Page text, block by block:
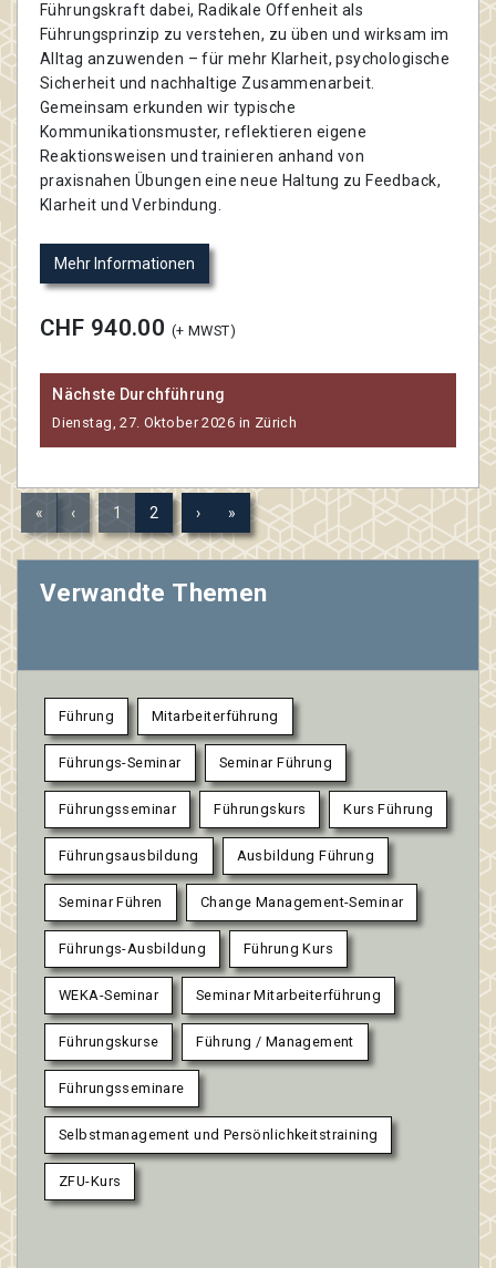
Führungskraft dabei, Radikale Offenheit als
Führungsprinzip zu verstehen, zu üben und wirksam im
Alltag anzuwenden – für mehr Klarheit, psychologische
Sicherheit und nachhaltige Zusammenarbeit.
Gemeinsam erkunden wir typische
Kommunikationsmuster, reflektieren eigene
Reaktionsweisen und trainieren anhand von
praxisnahen Übungen eine neue Haltung zu Feedback,
Klarheit und Verbindung.
Mehr Informationen
CHF 940.00 (+ MWST)
Nächste Durchführung
Dienstag, 27. Oktober 2026 in Zürich
« ‹ 1 2 › »
Verwandte Themen
Führung Mitarbeiterführung
Führungs-Seminar Seminar Führung
Führungsseminar Führungskurs Kurs Führung
Führungsausbildung Ausbildung Führung
Seminar Führen Change Management-Seminar
Führungs-Ausbildung Führung Kurs
WEKA-Seminar Seminar Mitarbeiterführung
Führungskurse Führung / Management
Führungsseminare
Selbstmanagement und Persönlichkeitstraining
ZFU-Kurs